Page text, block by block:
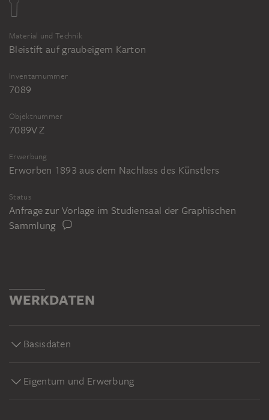
Material und Technik
Bleistift auf graubeigem Karton
Inventarnummer
7089
Objektnummer
7089V Z
Erwerbung
Erworben 1893 aus dem Nachlass des Künstlers
Status
Anfrage zur Vorlage im Studiensaal der Graphischen
Sammlung
WERKDATEN
Basisdaten
Eigentum und Erwerbung